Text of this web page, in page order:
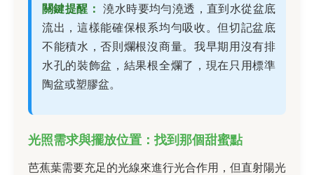
關鍵提醒： 澆水時要均勻澆透，直到水從盆底
流出，這樣能確保根系均勻吸收。但切記盆底
不能積水，否則爛根沒商量。我早期用沒有排
水孔的裝飾盆，結果根全爛了，現在只用標準
陶盆或塑膠盆。
光照需求與擺放位置：找到那個甜蜜點
芭蕉葉需要充足的光線來進行光合作用，但直射陽光